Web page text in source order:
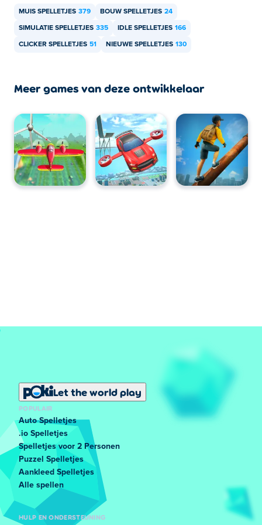
MUIS SPELLETJES 379 BOUW SPELLETJES 24
SIMULATIE SPELLETJES 335 IDLE SPELLETJES 166
CLICKER SPELLETJES 51 NIEUWE SPELLETJES 130
Meer games van deze ontwikkelaar
Let the world play
POPULAIR
Auto Spelletjes
.io Spelletjes
Spelletjes voor 2 Personen
Puzzel Spelletjes
Aankleed Spelletjes
Alle spellen
HULP EN ONDERSTEUNING